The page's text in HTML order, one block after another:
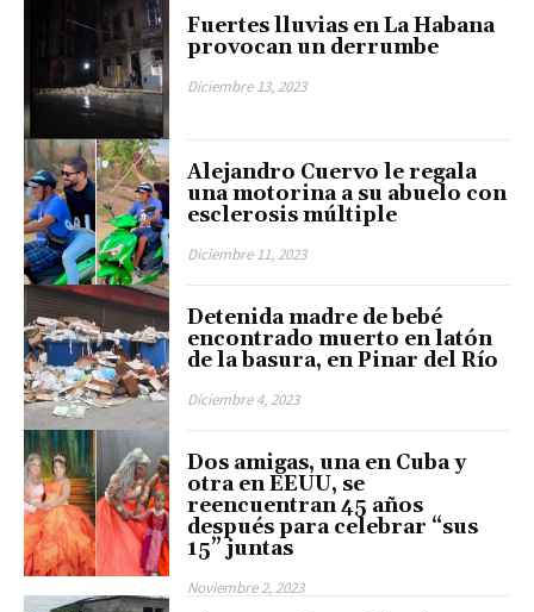
Fuertes lluvias en La Habana
provocan un derrumbe
Diciembre 13, 2023
Alejandro Cuervo le regala
una motorina a su abuelo con
esclerosis múltiple
Diciembre 11, 2023
Detenida madre de bebé
encontrado muerto en latón
de la basura, en Pinar del Río
Diciembre 4, 2023
Dos amigas, una en Cuba y
otra en EEUU, se
reencuentran 45 años
después para celebrar “sus
15” juntas
Noviembre 2, 2023